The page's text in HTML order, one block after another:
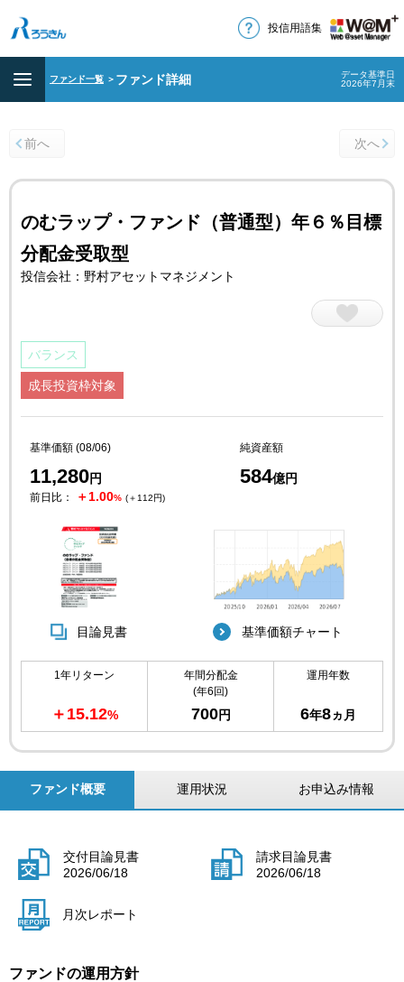
投信用語集
ファンド一覧 ＞ ファンド詳細
データ基準日
2026年7月末
前へ 次へ
のむラップ・ファンド（普通型）年６％目標
分配金受取型
投信会社：野村アセットマネジメント
バランス
成長投資枠対象
基準価額 (08/06)
11,280円
純資産額
584億円
前日比： ＋1.00% (＋112円)
目論見書 基準価額チャート
1年リターン
＋15.12%
年間分配金
(年6回)
700円
運用年数
6年8ヵ月
ファンド概要 運用状況 お申込み情報
交付目論見書
2026/06/18
請求目論見書
2026/06/18
月次レポート
ファンドの運用方針